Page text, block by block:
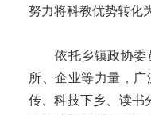
努力将科教优势转化
依托乡镇政协委员
所、企业等力量，
传、科技下乡、读书